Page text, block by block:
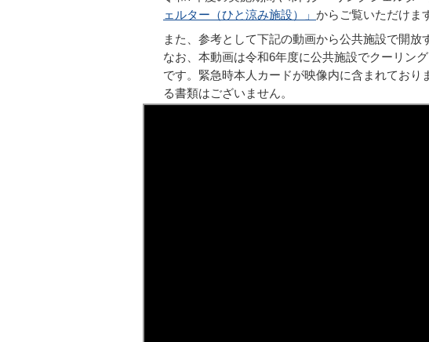
ェルター（ひと涼み施設）」 からご覧いただけま
また、参考として下記の動画から公共施設で開放
なお、本動画は令和6年度に公共施設でクーリン
です。緊急時本人カードが映像内に含まれてお
る書類はございません。